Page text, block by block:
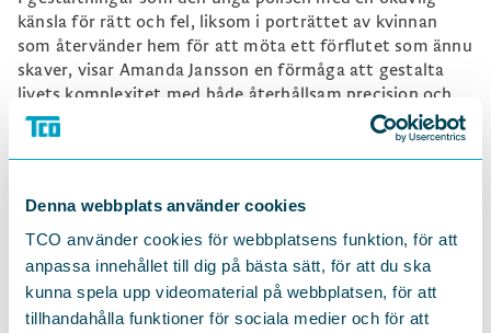
Denna webbplats använder cookies
TCO använder cookies för webbplatsens funktion, för att
anpassa innehållet till dig på bästa sätt, för att du ska
kunna spela upp videomaterial på webbplatsen, för att
tillhandahålla funktioner för sociala medier och för att
känsla för rätt och fel, liksom i porträttet av kvinnan
som återvänder hem för att möta ett förflutet som ännu
skaver, visar Amanda Jansson en förmåga att gestalta
livets komplexitet med både återhållsam precision och
glöd. Hennes uttryck är lyhört, jordnära och i varje scen
öppnas ett rum där känslor och erfarenheter får breda ut
sig, utan att förenklas eller poleras.
Det är i denna närhet till det verkliga, det levda, som
och binder samman, som låter fler känna igen sig och fler
känna sig sedda. Ett bidrag till den kultur som bär vår
demokrati, vår förståelse och vår strävan efter ett
inkluderande samhälle.”